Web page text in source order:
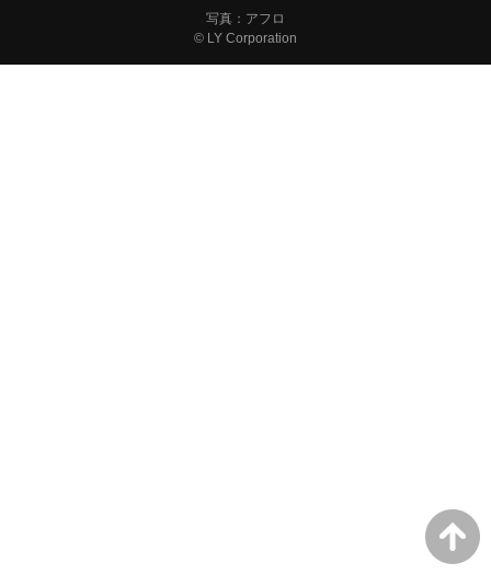
写真：アフロ
© LY Corporation